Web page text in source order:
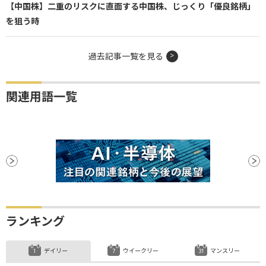
【中国株】二重のリスクに直面する中国株、じっくり「優良銘柄」
を狙う時
過去記事一覧を見る
関連用語一覧
ランキング
デイリー ウイークリー マンスリー